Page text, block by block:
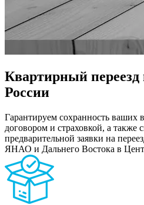
Квартирный
России
Гарантируем сохранность
договором и страховкой, а
предварительной заявки на
ЯНАО и Дальнего Востока в